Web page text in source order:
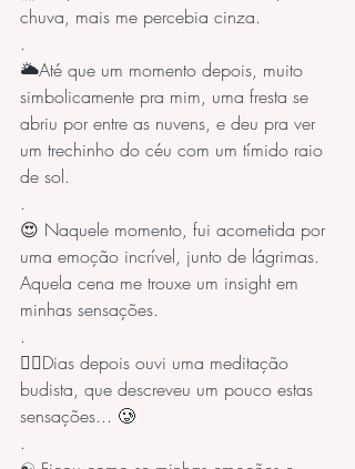
chuva, mais me percebia cinza.
.
🌥️Até que um momento depois, muito
simbolicamente pra mim, uma fresta se
abriu por entre as nuvens, e deu pra ver
um trechinho do céu com um tímido raio
de sol.
.
😍 Naquele momento, fui acometida por
uma emoção incrível, junto de lágrimas.
Aquela cena me trouxe um insight em
minhas sensações.
.
🧘‍♀️Dias depois ouvi uma meditação
budista, que descreveu um pouco estas
sensações... 🥲
.